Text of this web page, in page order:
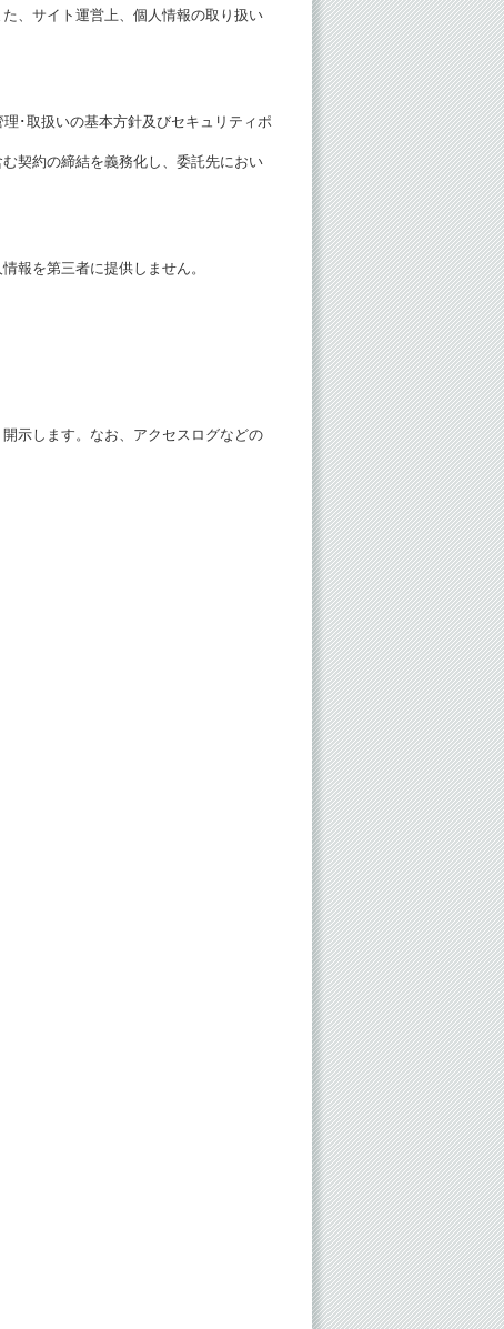
、サイト運営上、個人情報の取り扱い
･取扱いの基本方針及びセキュリティポ
契約の締結を義務化し、委託先におい
報を第三者に提供しません。
示します。なお、アクセスログなどの